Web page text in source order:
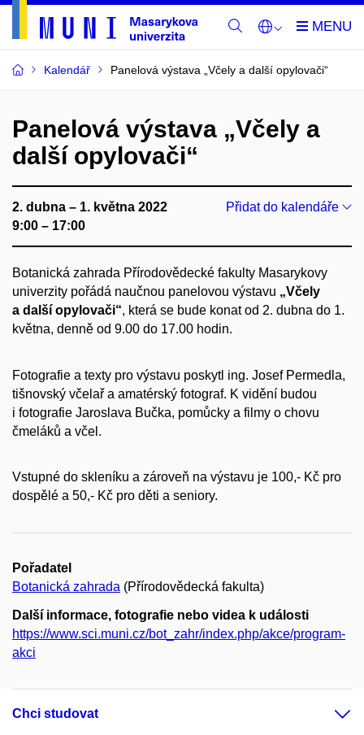
Kalendář Panelová výstava „Včely a další opylovači“
Panelová výstava „Včely a
další opylovači“
2. dubna – 1. května 2022
9:00 – 17:00
Přidat do kalendáře
Botanická zahrada Přírodovědecké fakulty Masarykovy
univerzity pořádá naučnou panelovou výstavu „Včely
a další opylovači“, která se bude konat od 2. dubna do 1.
května, denně od 9.00 do 17.00 hodin.
Fotografie a texty pro výstavu poskytl ing. Josef Permedla,
tišnovský včelař a amatérský fotograf. K vidění budou
i fotografie Jaroslava Bučka, pomůcky a filmy o chovu
čmeláků a včel.
Vstupné do skleníku a zároveň na výstavu je 100,- Kč pro
dospělé a 50,- Kč pro děti a seniory.
Pořadatel
Botanická zahrada (Přírodovědecká fakulta)
Další informace, fotografie nebo videa k události
https://www.sci.muni.cz/bot_zahr/index.php/akce/program-
akci
Chci studovat